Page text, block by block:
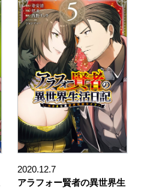
2020.12.7
アラフォー賢者の異世界生